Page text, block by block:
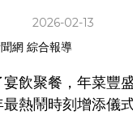
2026-02-13
網 綜合報導
飲聚餐，年菜豐
熱鬧時刻增添儀